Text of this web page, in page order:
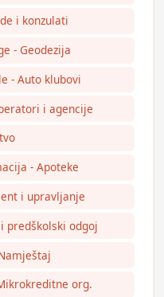
i konzulati
- Geodezija
- Auto klubovi
i agencije
- Apoteke
i upravljanje
predškolski odgoj
org.